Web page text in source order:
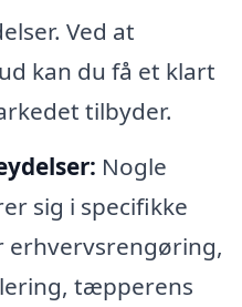
Ved at
kan du få et klart
tilbyder.
Nogle
sig i specifikke
erhvervsrengøring,
tæpperens